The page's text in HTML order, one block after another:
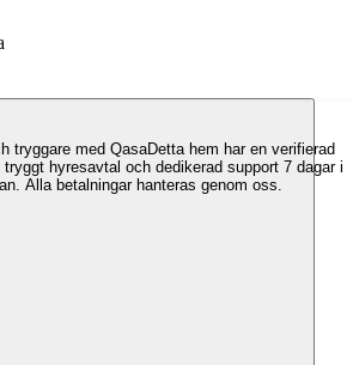
tryggare med QasaDetta hem har en verifierad
tryggt hyresavtal och dedikerad support 7 dagar i
Alla betalningar hanteras genom oss.